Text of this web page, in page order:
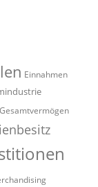
Einnahmen
Gesamtvermögen